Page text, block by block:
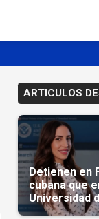
ARTICULOS
Detienen en
cubana que
Universidad
de